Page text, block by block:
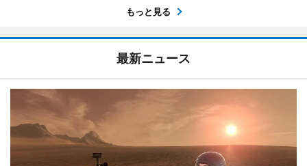
もっと見る
最新ニュース